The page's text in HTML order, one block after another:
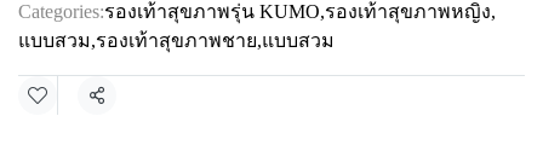
Categories:รองเท้าสุขภาพรุ่น KUMO,รองเท้าสุขภาพหญิง,
แบบสวม,รองเท้าสุขภาพชาย,แบบสวม
Share